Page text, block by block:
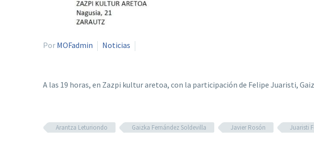
Por MOFadmin Noticias
A las 19 horas, en Zazpi kultur aretoa, con la participación de Felipe Juaristi,
Arantza Leturiondo Gaizka Fernández Soldevilla Javier Rosón Juaristi